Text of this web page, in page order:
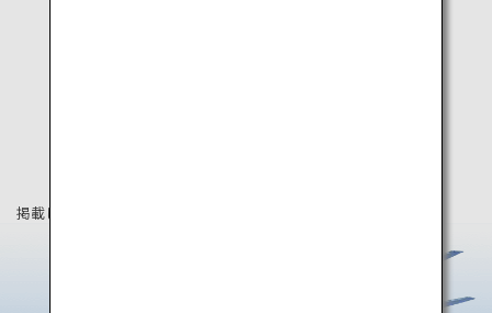
掲載している情報は2020年3月時点の情報です。